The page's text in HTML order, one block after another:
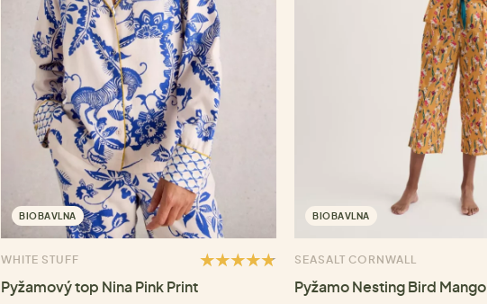
BIOBAVLNA
WHITE STUFF
Pyžamový top Nina Pink Print
BIOBAVLNA
SEASALT CORNWALL
Pyžamo Nesting Bird Mango